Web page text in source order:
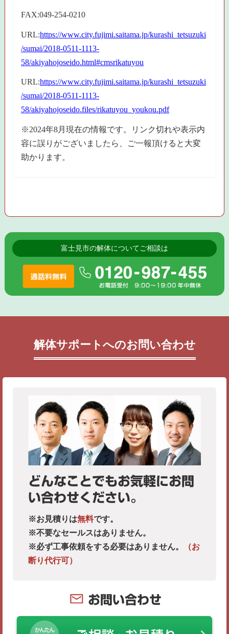
FAX:049-254-0210
URL:https://www.city.fujimi.saitama.jp/kurashi_tetsuzuki
/sumai/2018-0511-1113-
58/akiyahojoseido.html#cmsrikatuyou
URL:https://www.city.fujimi.saitama.jp/kurashi_tetsuzuki
/sumai/2018-0511-1113-
58/akiyahojoseido.files/rikatuyou_youkou.pdf
※2024年8月現在の情報です。リンク切れや表示内
容に誤りがございましたら、ご一報頂けると大変
助かります。
富士見市の解体についてご相談は
解体サポートへのお問い合わせ
どんなことでもお気軽にお問
い合わせください。
※お見積りは無料です。
※不要なセールスはありません。
※必ず工事依頼をする必要はありません。
（お
断り代行可）
お問い合わせ